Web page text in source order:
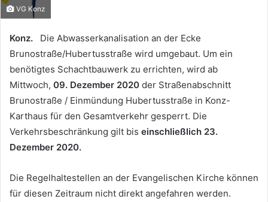
VG Konz
Konz. Die Abwasserkanalisation an der Ecke
Brunostraße/Hubertusstraße wird umgebaut. Um ein
benötigtes Schachtbauwerk zu errichten, wird ab
Mittwoch, 09. Dezember 2020 der Straßenabschnitt
Brunostraße / Einmündung Hubertusstraße in Konz-
Karthaus für den Gesamtverkehr gesperrt. Die
Verkehrsbeschränkung gilt bis einschließlich 23.
Dezember 2020.
Die Regelhaltestellen an der Evangelischen Kirche können
für diesen Zeitraum nicht direkt angefahren werden.